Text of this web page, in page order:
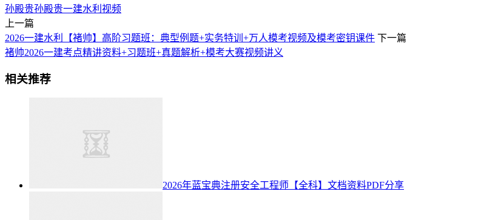
孙殿贵孙殿贵一建水利视频
上一篇
2026一建水利【褚帅】高阶习题班：典型例题+实务特训+万人模考视频及模考密钥课件 下一篇
褚帅2026一建考点精讲资料+习题班+真题解析+模考大赛视频讲义
相关推荐
2026年蓝宝典注册安全工程师【全科】文档资料PDF分享